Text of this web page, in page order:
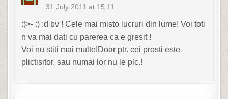
31 July 2011 at 15:11
:)>- :) :d bv ! Cele mai misto lucruri din lume! Voi toti
n va mai dati cu parerea ca e gresit !
Voi nu stiti mai multe!Doar ptr. cei prosti este
plictisitor, sau numai lor nu le plc.!